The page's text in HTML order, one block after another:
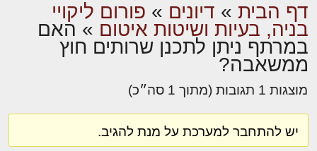
דף הבית » דיונים » פורום ליקויי
בניה, בעיות ושיטות איטום » האם
במרתף ניתן לתכנן שרותים חוץ
ממשאבה?
מוצגות 1 תגובות (מתוך 1 סה״כ)
יש להתחבר למערכת על מנת להגיב.